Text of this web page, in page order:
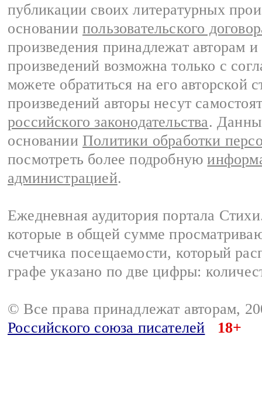
публикации своих литературных
основании пользовательского
произведения принадлежат авторам
произведений возможна только с
можете обратиться на его авторской
произведений авторы несут
российского законодательства.
основании Политики обработки
посмотреть более подробную
администрацией.
Ежедневная аудитория портала
которые в общей сумме
счетчика посещаемости, который
графе указано по две цифры:
© Все права принадлежат авторам,
Российского союза писателей
18+